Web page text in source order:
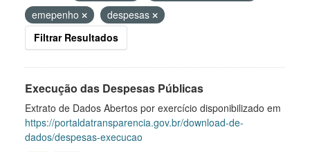
emepenho
despesas
Filtrar Resultados
Execução das Despesas Públicas
Extrato de Dados Abertos por exercício disponibilizado em
https://portaldatransparencia.gov.br/download-de-
dados/despesas-execucao